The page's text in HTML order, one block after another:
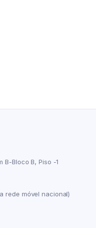
B-Bloco B, Piso -1
rede móvel nacional)